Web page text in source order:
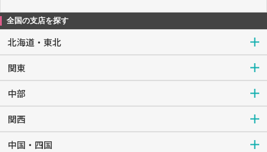
全国の支店を探す
北海道・東北
関東
中部
関西
中国・四国